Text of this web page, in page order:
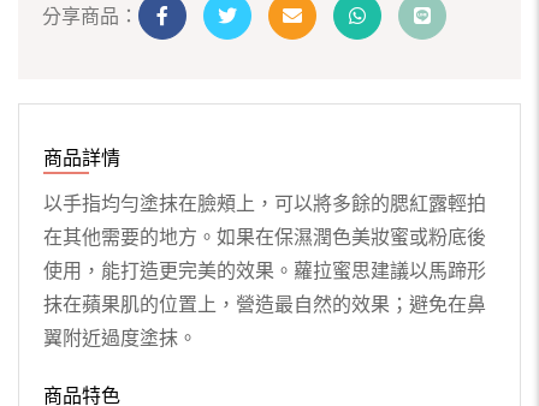
分享商品：
商品詳情
以手指均勻塗抹在臉頰上，可以將多餘的腮紅露輕拍
在其他需要的地方。如果在保濕潤色美妝蜜或粉底後
使用，能打造更完美的效果。蘿拉蜜思建議以馬蹄形
抹在蘋果肌的位置上，營造最自然的效果；避免在鼻
翼附近過度塗抹。
商品特色